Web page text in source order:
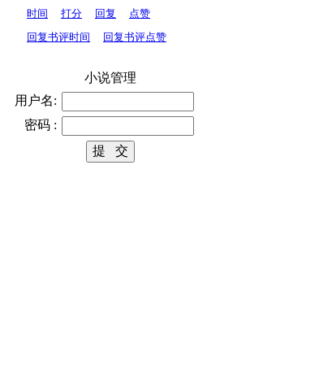
时间
打分 回复
点赞
回复书评时间
回复书评点赞
小说管理
用户名:
密码 :